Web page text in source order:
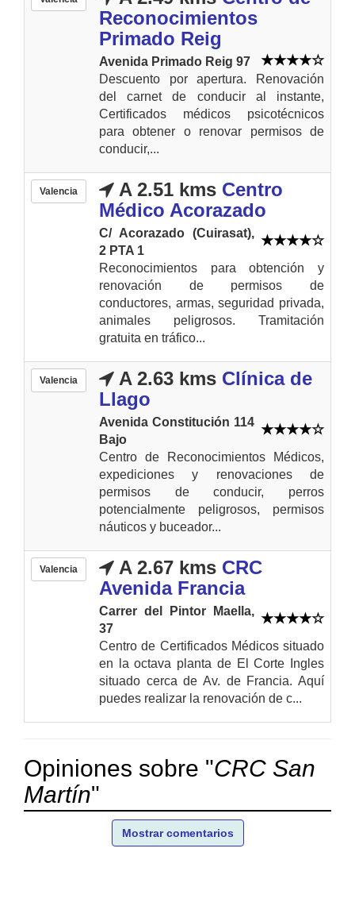
Reconocimientos
Primado Reig
Avenida Primado Reig 97
Descuento por apertura. Renovación
del carnet de conducir al instante,
Certificados médicos psicotécnicos
para obtener o renovar permisos de
conducir,...
Valencia A 2.51 kms Centro
Médico Acorazado
C/ Acorazado (Cuirasat),
2 PTA 1
Reconocimientos para obtención y
renovación de permisos de
conductores, armas, seguridad privada,
animales peligrosos. Tramitación
gratuita en tráfico...
Valencia A 2.63 kms Clínica de
Llago
Avenida Constitución 114
Bajo
Centro de Reconocimientos Médicos,
expediciones y renovaciones de
permisos de conducir, perros
potencialmente peligrosos, permisos
náuticos y buceador...
Valencia A 2.67 kms CRC
Avenida Francia
Carrer del Pintor Maella,
37
Centro de Certificados Médicos situado
en la octava planta de El Corte Ingles
situado cerca de Av. de Francia. Aquí
puedes realizar la renovación de c...
Opiniones sobre "CRC San
Martín"
Mostrar comentarios